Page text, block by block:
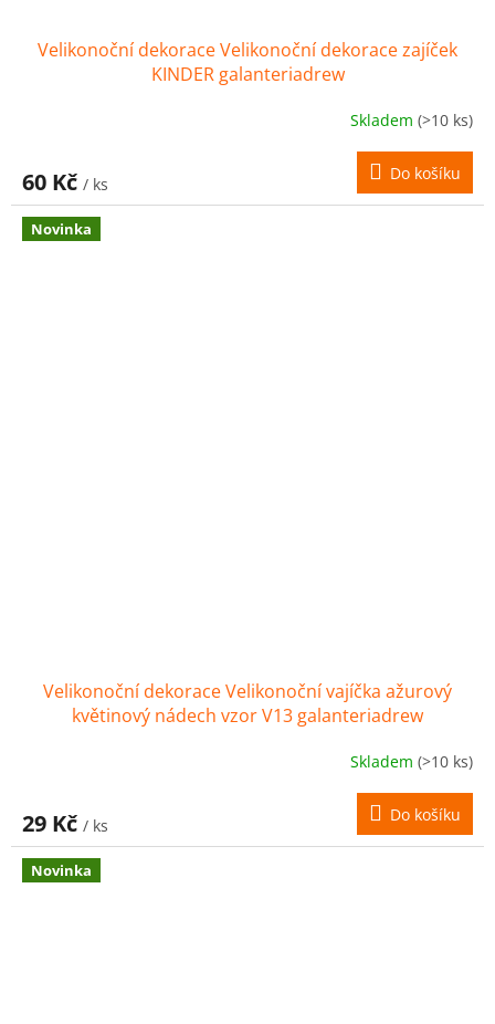
Velikonoční dekorace Velikonoční dekorace zajíček
KINDER galanteriadrew
Skladem (>10 ks)
60 Kč / ks
Do košíku
Novinka
Velikonoční dekorace Velikonoční vajíčka ažurový
květinový nádech vzor V13 galanteriadrew
Skladem (>10 ks)
29 Kč / ks
Do košíku
Novinka